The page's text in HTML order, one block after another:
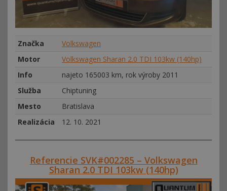
Značka
Volkswagen
Motor
Volkswagen Sharan 2.0 TDI 103kw (140hp)
Info
najeto 165003 km, rok výroby 2011
Služba
Chiptuning
Mesto
Bratislava
Realizácia
12. 10. 2021
Referencie SVK#002285 – Volkswagen
Sharan 2.0 TDI 103kw (140hp)